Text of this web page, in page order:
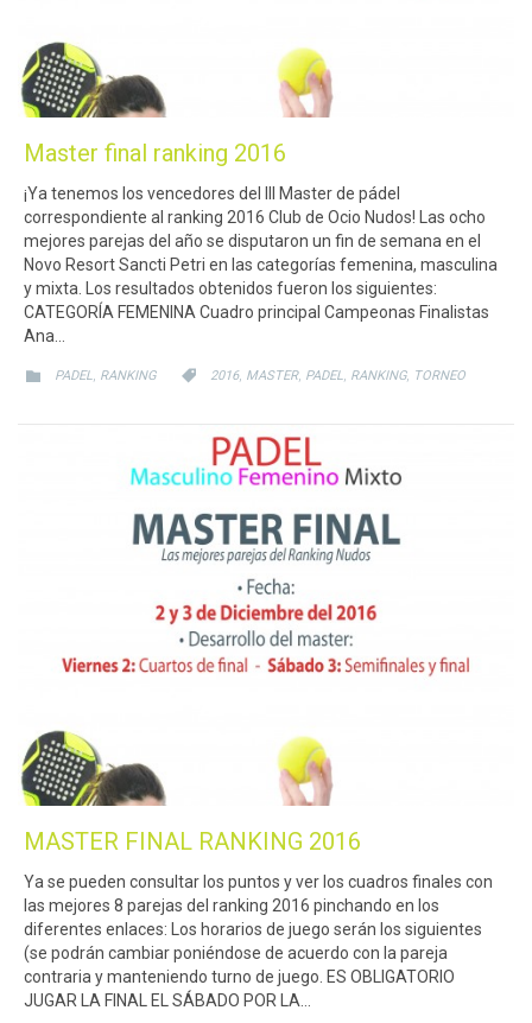
Master final ranking 2016
¡Ya tenemos los vencedores del III Master de pádel
correspondiente al ranking 2016 Club de Ocio Nudos! Las ocho
mejores parejas del año se disputaron un fin de semana en el
Novo Resort Sancti Petri en las categorías femenina, masculina
y mixta. Los resultados obtenidos fueron los siguientes:
CATEGORÍA FEMENINA Cuadro principal Campeonas Finalistas
Ana…
 CATEGORY
PADEL RANKING  CATEGORY
2016, MASTER, PADEL RANKING, TORNEO
MASTER FINAL RANKING 2016
Ya se pueden consultar los puntos y ver los cuadros finales con
las mejores 8 parejas del ranking 2016 pinchando en los
diferentes enlaces: Los horarios de juego serán los siguientes
(se podrán cambiar poniéndose de acuerdo con la pareja
contraria y manteniendo turno de juego. ES OBLIGATORIO
JUGAR LA FINAL EL SÁBADO POR LA…